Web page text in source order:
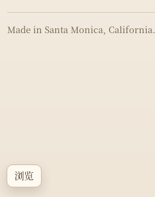
浏览
Made in Santa Monica, California.